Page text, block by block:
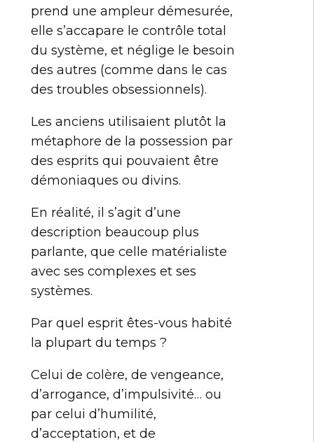
prend une ampleur démesurée,
elle s’accapare le contrôle total
du système, et néglige le besoin
des autres (comme dans le cas
des troubles obsessionnels).
Les anciens utilisaient plutôt la
métaphore de la possession par
des esprits qui pouvaient être
démoniaques ou divins.
En réalité, il s’agit d’une
description beaucoup plus
parlante, que celle matérialiste
avec ses complexes et ses
systèmes.
Par quel esprit êtes-vous habité
la plupart du temps ?
Celui de colère, de vengeance,
d’arrogance, d’impulsivité… ou
par celui d’humilité,
d’acceptation, et de